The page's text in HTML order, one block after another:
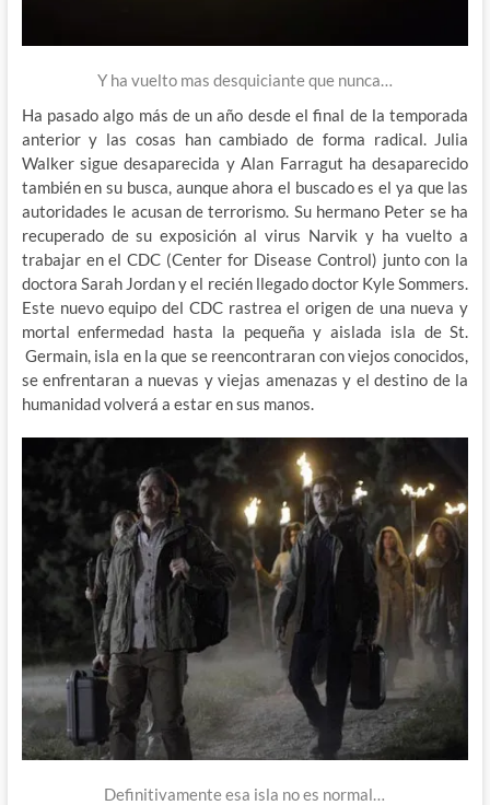
Y ha vuelto mas desquiciante que nunca…
Ha pasado algo más de un año desde el final de la temporada
anterior y las cosas han cambiado de forma radical. Julia
Walker sigue desaparecida y Alan Farragut ha desaparecido
también en su busca, aunque ahora el buscado es el ya que las
autoridades le acusan de terrorismo. Su hermano Peter se ha
recuperado de su exposición al virus Narvik y ha vuelto a
trabajar en el CDC (Center for Disease Control) junto con la
doctora Sarah Jordan y el recién llegado doctor Kyle Sommers.
Este nuevo equipo del CDC rastrea el origen de una nueva y
mortal enfermedad hasta la pequeña y aislada isla de St.
Germain, isla en la que se reencontraran con viejos conocidos,
se enfrentaran a nuevas y viejas amenazas y el destino de la
humanidad volverá a estar en sus manos.
Definitivamente esa isla no es normal…